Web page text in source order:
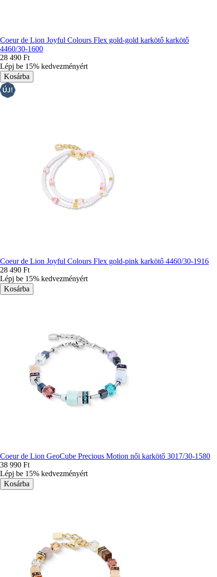
Coeur de Lion Joyful Colours Flex gold-gold karkötő karkötő
4460/30-1600
28 490 Ft
Lépj be 15% kedvezményért
Coeur de Lion Joyful Colours Flex gold-pink karkötő 4460/30-1916
28 490 Ft
Lépj be 15% kedvezményért
Coeur de Lion GeoCube Precious Motion női karkötő 3017/30-1580
38 990 Ft
Lépj be 15% kedvezményért